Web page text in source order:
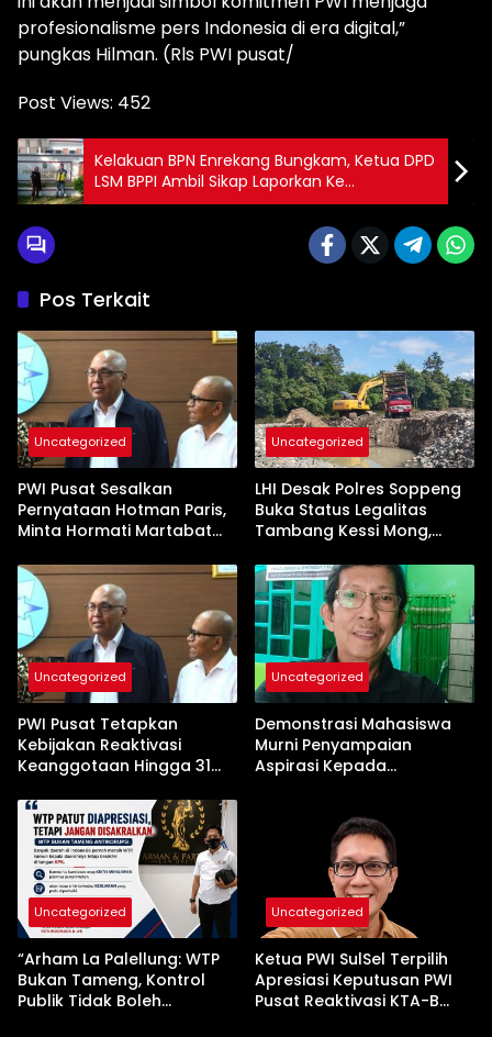
profesionalisme pers Indonesia di era digital,”
pungkas Hilman. (Rls PWI pusat/
Post Views: 452
Kelakuan BPN Enrekang Bungkam, Ketua DPD
LSM BPPI Ambil Sikap Laporkan Ke
Ombudsman
Pos Terkait
Uncategorized
PWI Pusat Sesalkan
Pernyataan Hotman Paris,
Minta Hormati Martabat
Kemerdekaan Pers
Uncategorized
LHI Desak Polres Soppeng
Buka Status Legalitas
Tambang Kessi Mong,
Uncategorized
PWI Pusat Tetapkan
Kebijakan Reaktivasi
Keanggotaan Hingga 31
Uncategorized
Demonstrasi Mahasiswa
Murni Penyampaian
Aspirasi Kepada
Uncategorized
“Arham La Palellung: WTP
Bukan Tameng, Kontrol
Publik Tidak Boleh
Uncategorized
Ketua PWI SulSel Terpilih
Apresiasi Keputusan PWI
Pusat Reaktivasi KTA-B